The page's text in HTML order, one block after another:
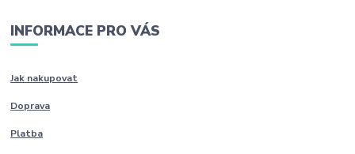
INFORMACE PRO VÁS
Jak nakupovat
Doprava
Platba